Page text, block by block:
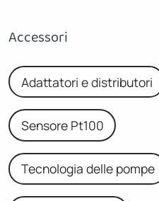
Accessori
Adattatori e distributori
Sensore Pt100
Tecnologia delle pompe